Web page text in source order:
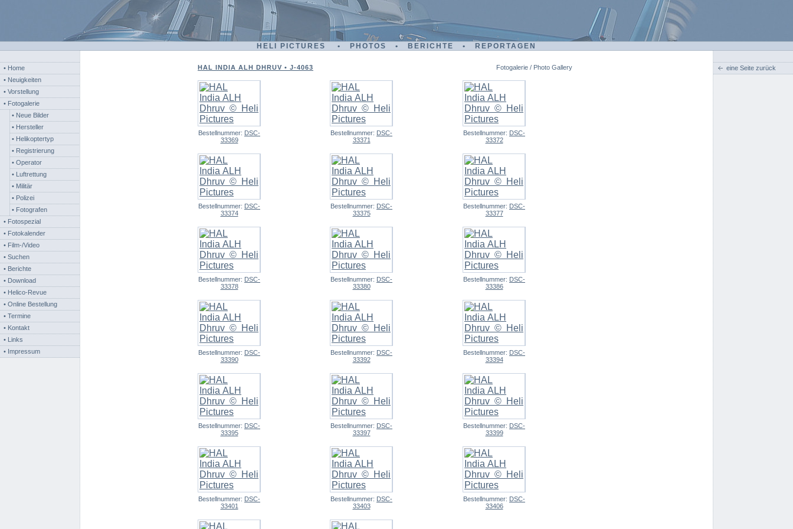
HELI PICTURES • PHOTOS • BERICHTE • REPORTAGEN
• Home
• Neuigkeiten
• Vorstellung
• Fotogalerie
• Neue Bilder
• Hersteller
• Helikoptertyp
• Registrierung
• Operator
• Luftrettung
• Militär
• Polizei
• Fotografen
• Fotospezial
• Fotokalender
• Film-/Video
• Suchen
• Berichte
• Download
• Helico-Revue
• Online Bestellung
• Termine
• Kontakt
• Links
• Impressum
HAL INDIA ALH DHRUV • J-4063 Fotogalerie / Photo Gallery
Bestellnummer: DSC-
33369
Bestellnummer: DSC-
33371
Bestellnummer: DSC-
33372
Bestellnummer: DSC-
33374
Bestellnummer: DSC-
33375
Bestellnummer: DSC-
33377
Bestellnummer: DSC-
33378
Bestellnummer: DSC-
33380
Bestellnummer: DSC-
33386
Bestellnummer: DSC-
33390
Bestellnummer: DSC-
33392
Bestellnummer: DSC-
33394
Bestellnummer: DSC-
33395
Bestellnummer: DSC-
33397
Bestellnummer: DSC-
33399
Bestellnummer: DSC-
33401
Bestellnummer: DSC-
33403
Bestellnummer: DSC-
33406
eine Seite zurück